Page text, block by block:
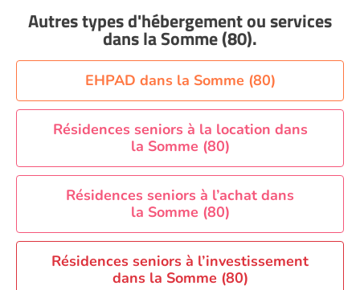
Aide à domicile Nice
Aide à domicile Orléans
Aide à domicile Paris
Aide à domicile Perpignan
Aide à domicile Rennes
Aide à domicile Saint-Etienne
Aide à domicile Toulouse
Recherche par ville
Autres types d'hébergement ou services
dans la Somme (80).
EHPAD dans la Somme (80)
Résidences seniors à la location dans
la Somme (80)
Résidences seniors à l’achat dans
la Somme (80)
Résidences seniors à l’investissement
dans la Somme (80)